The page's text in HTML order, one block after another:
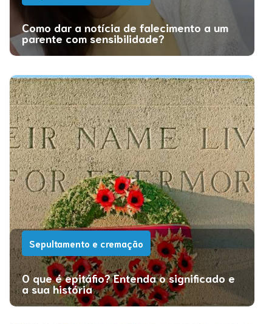
Como dar a notícia de falecimento a um
parente com sensibilidade?
Sepultamento e cremação
O que é epitáfio? Entenda o significado e
a sua história